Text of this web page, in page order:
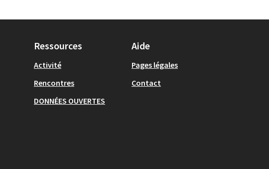
Ressources
Activité
Rencontres
DONNÉES OUVERTES
Aide
Pages légales
Contact